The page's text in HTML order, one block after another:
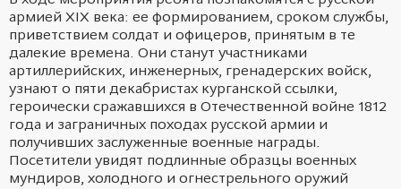
армией XIX века: ее формированием, сроком службы,
приветствием солдат и офицеров, принятым в те
далекие времена. Они станут участниками
артиллерийских, инженерных, гренадерских войск,
узнают о пяти декабристах курганской ссылки,
героически сражавшихся в Отечественной войне 1812
года и заграничных походах русской армии и
получивших заслуженные военные награды.
Посетители увидят подлинные образцы военных
мундиров, холодного и огнестрельного оружий